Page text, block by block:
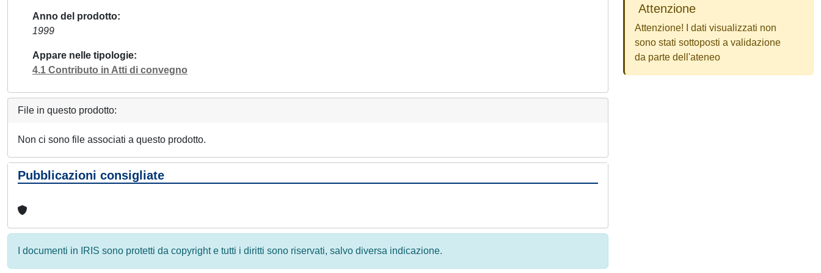
Anno del prodotto
1999
Appare nelle tipologie
4.1 Contributo in Atti di convegno
File in questo prodotto:
Non ci sono file associati a questo prodotto.
Pubblicazioni consigliate
I documenti in IRIS sono protetti da copyright e tutti i diritti sono riservati, salvo diversa indicazione.
Attenzione
Attenzione! I dati visualizzati non
sono stati sottoposti a validazione
da parte dell'ateneo